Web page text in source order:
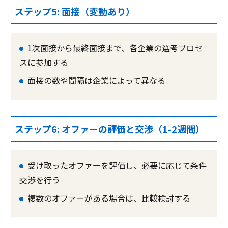
ステップ5: 面接（変動あり）
1次面接から最終面接まで、各企業の選考プロセ
スに参加する
面接の数や間隔は企業によって異なる
ステップ6: オファーの評価と交渉（1-2週間）
受け取ったオファーを評価し、必要に応じて条件
交渉を行う
複数のオファーがある場合は、比較検討する